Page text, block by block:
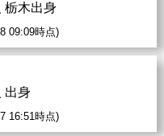
栃木出身
09:09時点)
出身
16:51時点)